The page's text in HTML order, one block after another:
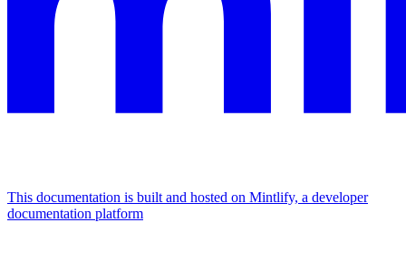
This documentation is built and hosted on Mintlify, a developer
documentation platform